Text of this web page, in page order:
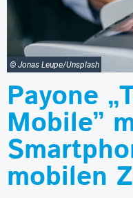
© Jonas Leupe/Unsplash
Payone
Mobile”
mobilen